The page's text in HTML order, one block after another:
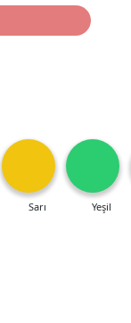
Sarı Yeşil